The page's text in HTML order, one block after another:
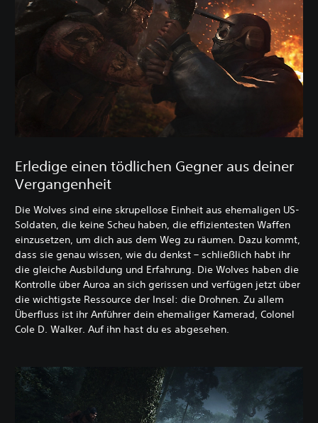
Erledige einen tödlichen Gegner aus deiner
Vergangenheit
Die Wolves sind eine skrupellose Einheit aus ehemaligen US-
Soldaten, die keine Scheu haben, die effizientesten Waffen
einzusetzen, um dich aus dem Weg zu räumen. Dazu kommt,
dass sie genau wissen, wie du denkst – schließlich habt ihr
die gleiche Ausbildung und Erfahrung. Die Wolves haben die
Kontrolle über Auroa an sich gerissen und verfügen jetzt über
die wichtigste Ressource der Insel: die Drohnen. Zu allem
Überfluss ist ihr Anführer dein ehemaliger Kamerad, Colonel
Cole D. Walker. Auf ihn hast du es abgesehen.